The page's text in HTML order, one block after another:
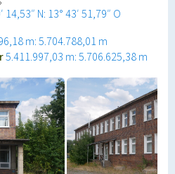
14,53″ N: 13° 43′ 51,79″ O
m: 5.704.788,01 m
5.411.997,03 m: 5.706.625,38 m